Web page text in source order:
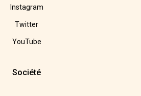
Instagram
Twitter
YouTube
Société